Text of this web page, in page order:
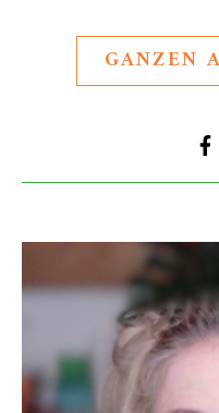
GANZEN